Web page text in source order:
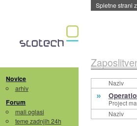
Spletne strani
Novice
arhiv
Forum
mali oglasi
teme zadnjih 24h
Naziv
Naziv
»
Project